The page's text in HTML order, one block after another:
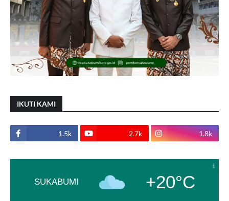
IKUTI KAMI
1.5k 2.7k 1.8k
SUKABUMI +20°C